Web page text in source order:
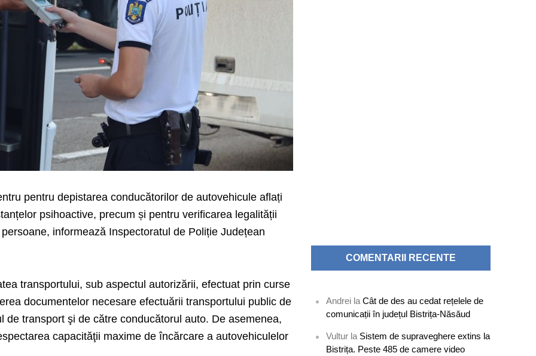
pentru depistarea conducătorilor de autovehicule aflați
psihoactive, precum și pentru verificarea legalității
informează Inspectoratul de Poliție Județean
transportului, sub aspectul autorizării, efectuat prin curse
documentelor necesare efectuării transportului public de
de transport şi de către conducătorul auto. De asemenea,
capacităţii maxime de încărcare a autovehiculelor
COMENTARII RECENTE
Andrei laCât de des au cedat rețelele de
comunicații în județul Bistrița-Năsăud
Vultur la Sistem de supraveghere extins la
Bistrița. Peste 485 de camere video